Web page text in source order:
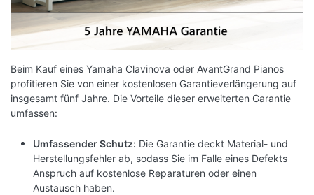
Durch Ihr Smart Device ermöglicht Ihnen diese
App einen umfassenden und präzisen Zugriff auf
das Instrument. Wählen Sie ganz einfach aus
verschiedenen Instrumenten und wechseln Sie
zwischen den akustischen Eigenschaften
verschiedener virtueller Orte, wie einem
Konzertsaal oder einer Kathedrale.
*Die App ist im App Store und bei Google Play
erhältlich.
Beim Kauf eines Yamaha Clavinova oder AvantGrand Pianos
profitieren Sie von einer kostenlosen Garantieverlängerung auf
insgesamt fünf Jahre. Die Vorteile dieser erweiterten Garantie
umfassen:
Umfassender Schutz: Die Garantie deckt Material- und
Herstellungsfehler ab, sodass Sie im Falle eines Defekts
Anspruch auf kostenlose Reparaturen oder einen
Austausch haben.